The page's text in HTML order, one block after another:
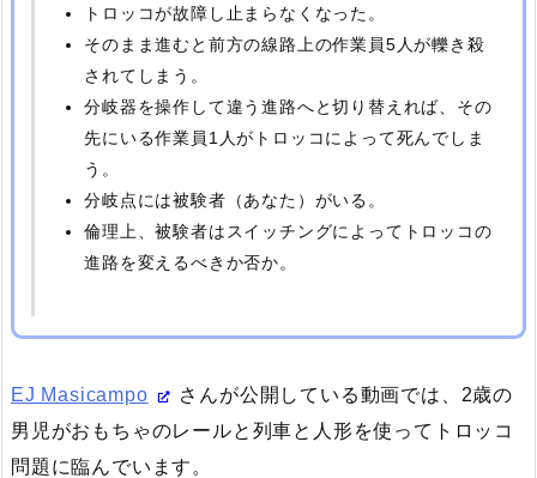
トロッコが故障し止まらなくなった。
そのまま進むと前方の線路上の作業員5人が轢き殺
されてしまう。
分岐器を操作して違う進路へと切り替えれば、その
先にいる作業員1人がトロッコによって死んでしま
う。
分岐点には被験者（あなた）がいる。
倫理上、被験者はスイッチングによってトロッコの
進路を変えるべきか否か。
EJ Masicampo
さんが公開している動画では、2歳の
男児がおもちゃのレールと列車と人形を使ってトロッコ
問題に臨んでいます。